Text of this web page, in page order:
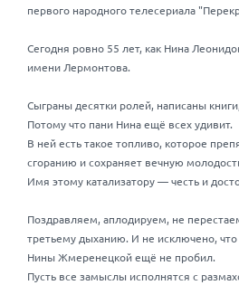
первого народного телесериала
Сегодня ровно 55 лет, как Нина
имени Лермонтова.
Сыграны десятки ролей, написаны
Потому что пани Нина ещё всех удивит.
В ней есть такое топливо, которое
сгоранию и сохраняет вечную
Имя этому катализатору — честь и
Поздравляем, аплодируем, не
третьему дыханию. И не исключено,
Нины Жмеренецкой ещё не пробил.
Пусть все замыслы исполнятся с